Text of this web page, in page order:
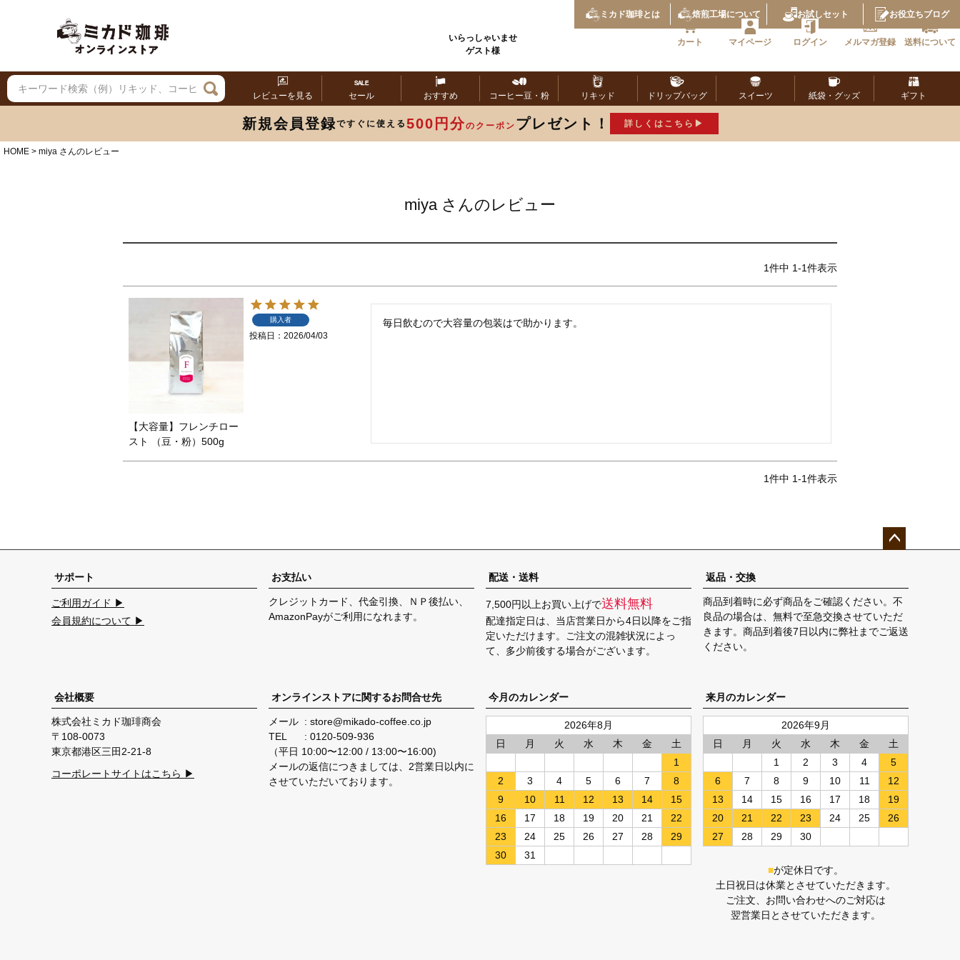
いらっしゃいませ
ゲスト様
ミカド珈琲とは 焙煎工場について お試しセット お役立ちブログ
カート マイページ ログイン メルマガ登録 送料について
レビューを見る セール おすすめ コーヒー豆・粉 リキッド ドリップバッグ スイーツ 紙袋・ グッズ ギフト
新規会員登録ですぐに使える 500円分のクーポン プレゼント！ 詳しくはこちら
HOME miya さんのレビュー
miya さんのレビュー
1件中 1-1件表示
【大容量】フレンチロー
スト （豆・粉）500g
購入者
投稿日 2026/04/03
毎日飲むので大容量の包装はで助かります。
1件中 1-1件表示
ップ
へ
サポート
ご利用ガイド ▶
会員規約について ▶
お支払い
クレジットカード、代金引換、ＮＰ後払い、
AmazonPayがご利用になれます。
配送・送料
7,500円以上お買い上げで送料無料
配達指定日は、当店営業日から4日以降をご指
定いただけます。ご注文の混雑状況によっ
て、多少前後する場合がございます。
返品・交換
商品到着時に必ず商品をご確認ください。不
良品の場合は、無料で至急交換させていただ
きます。商品到着後7日以内に弊社までご返送
ください。
会社概要
株式会社ミカド珈琲商会
108-0073
東京都港区三田2-21-8
コーポレートサイトはこちら ▶
オンラインストアに関するお問合せ先
メール
store@mikado-coffee.co.jp
TEL
0120-509-936
（平日 10:00〜12:00 / 13:00〜16:00)
メールの返信につきましては、2営業日以内に
させていただいております。
今月のカレンダー
2026年8月
日
月 火 水 木 金
土
1
2
3 4 5 6 7
8
9
10 11 12 13 14
15
16
17 18 19 20 21
22
23
24 25 26 27 28
29
30
31
来月のカレンダー
2026年9月
日
月 火 水 木 金
土
1
2 3 4
5
6
7 8 9 10 11
12
13
14 15 16 17 18
19
20
21 22 23 24 25
26
27
28 29 30
■が定休日です。
土日祝日は休業とさせていただきます。
ご注文、お問い合わせへのご対応は
翌営業日とさせていただきます。